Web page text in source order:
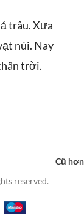
trâu. Xưa
núi. Nay
trời.
Cũ hơn
reserved.